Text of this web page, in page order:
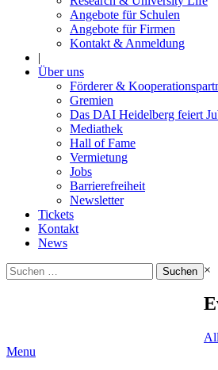
Angebote für Schulen
Angebote für Firmen
Kontakt & Anmeldung
|
Über uns
Förderer &
Gremien
Das DAI Heidelberg feiert
Mediathek
Hall of Fame
Vermietung
Jobs
Barrierefreiheit
Newsletter
Tickets
Kontakt
News
Suchen
nach:
×
Menu